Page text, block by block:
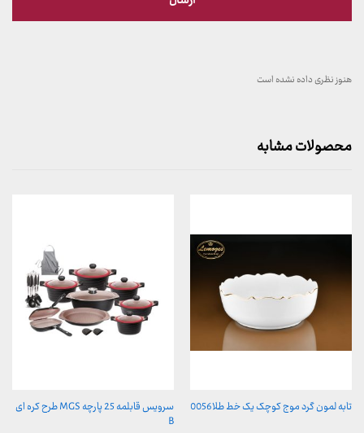
هنوز نظری داده نشده است
محصولات مشابه
تابه لمون گرد موج کوچک یک خط طلا0056
سرویس قابلمه 25 پارچه MGS طرح کره ای
B